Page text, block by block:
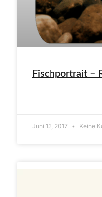
Fischportrait –
Juni 13, 2017 Keine